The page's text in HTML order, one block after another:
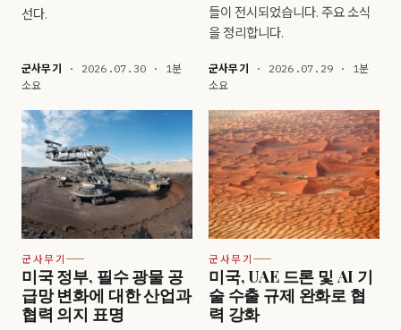
선다.
군사무기
· 2026.07.30 · 1분
소요
들이 전시되었습니다. 주요 소식
을 정리합니다.
군사무기
· 2026.07.29 · 1분
소요
군사무기
미국 정부, 필수 광물 공
급망 변화에 대한 산업과
협력 의지 표명
군사무기
미국, UAE 드론 및 AI 기
술 수출 규제 완화로 협
력 강화